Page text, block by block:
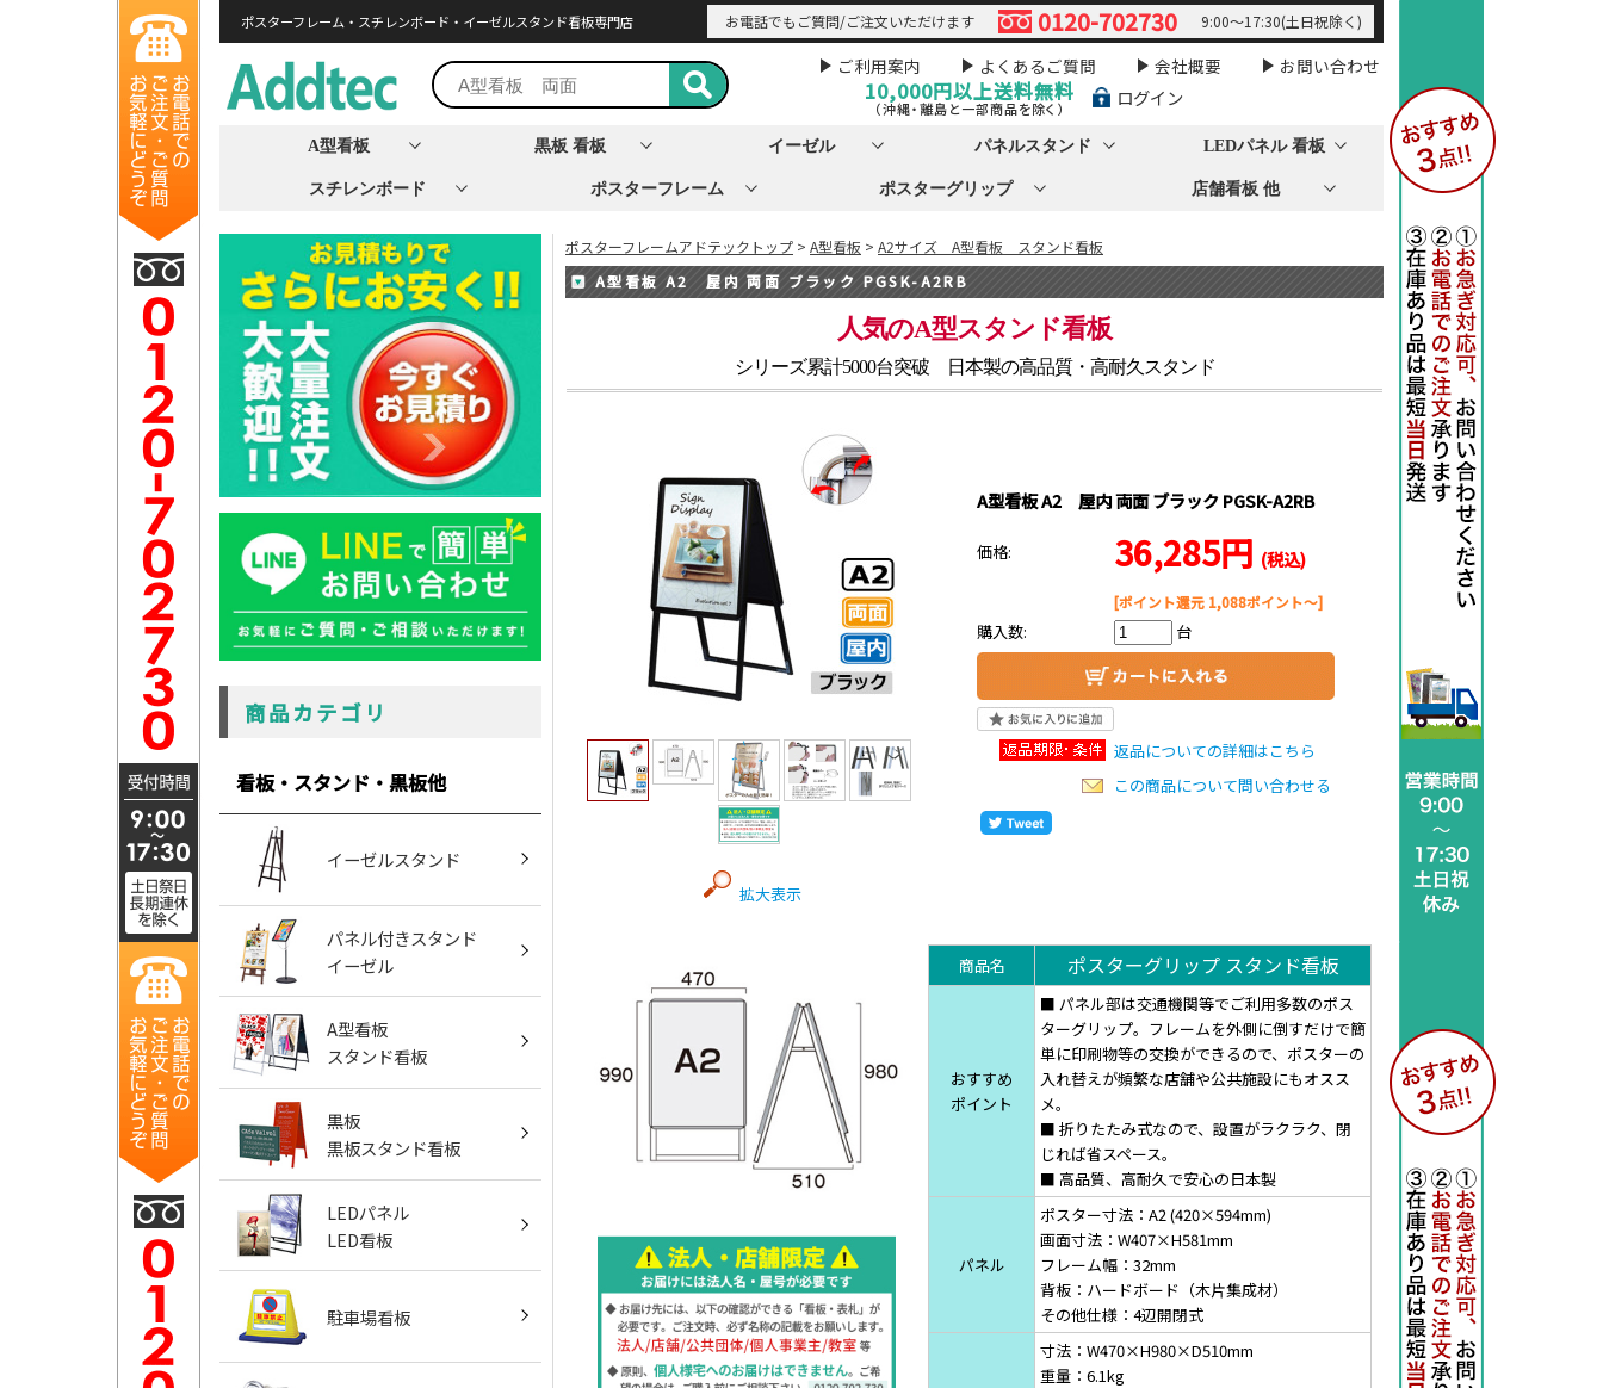
ポスターフレーム・スチレンボード・イーゼルスタンド看板専門店 お電話でもご質問/ご注文いただけます 0120-702730 9:00～17:30(土日祝除く)
ご利用案内 よくあるご質問 会社概要 お問い合わせ
10,000円以上送料無料
（沖縄・離島と一部商品を除く） ログイン
A型看板 黒板 看板 イーゼル パネルスタンド LEDパネル 看板
スチレンボード ポスターフレーム ポスターグリップ 店舗看板 他
商品カテゴリ
看板・スタンド・黒板他
イーゼルスタンド
パネル付きスタンド
イーゼル
A型看板
スタンド看板
黒板
黒板スタンド看板
LEDパネル
LED看板
駐車場看板
ポスターフレームアドテックトップ > A型看板 > A2サイズ A型看板 スタンド看板
A型看板 A2 屋内 両面 ブラック PGSK-A2RB
人気のA型スタンド看板
シリーズ累計5000台突破 日本製の高品質・高耐久スタンド
拡大表示
A型看板 A2 屋内 両面 ブラック PGSK-A2RB
価格: 36,285円 (税込)
[ポイント還元 1,088ポイント～]
購入数: 台
返品についての詳細はこちら
この商品について問い合わせる
商品名 ポスターグリップ スタンド看板
おすすめ
ポイント
■ パネル部は交通機関等でご利用多数のポス
ターグリップ。フレームを外側に倒すだけで簡
単に印刷物等の交換ができるので、ポスターの
入れ替えが頻繁な店舗や公共施設にもオスス
メ。
■ 折りたたみ式なので、設置がラクラク、閉
じれば省スペース。
■ 高品質、高耐久で安心の日本製
パネル
ポスター寸法：A2 (420×594mm)
画面寸法：W407×H581mm
フレーム幅：32mm
背板：ハードボード（木片集成材）
その他仕様：4辺開閉式
寸法：W470×H980×D510mm
重量：6.1kg